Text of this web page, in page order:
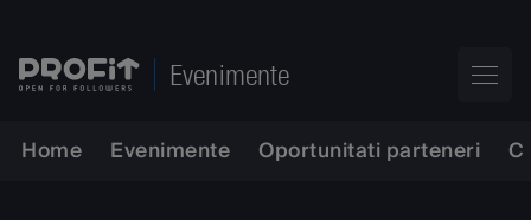
Evenimente
Home Evenimente Oportunitati parteneri